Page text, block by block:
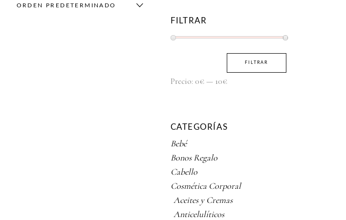
Uñas
ORDEN PREDETERMINADO
FILTRAR
FILTRAR
Precio: 0€— 10€
CATEGORÍAS
Bebé
Bonos Regalo
Cabello
Cosmética Corporal
Aceites y Cremas
Anticelulíticos